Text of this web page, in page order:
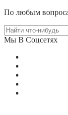
По любым
Мы В Соцсетях